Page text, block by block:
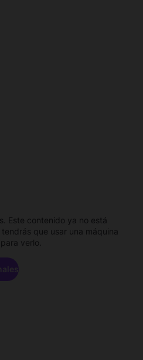
Este contenido ya no está
que usar una máquina
verlo.